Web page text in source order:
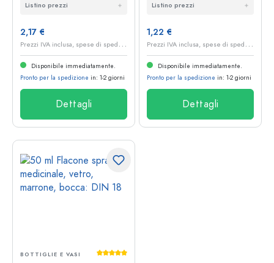
24
Listino prezzi
2,17 €
P
rezzi IVA inclusa, spese di spedizione escluse
Disponibile immediatamente.
Pronto per la spedizione in: 1-2 giorni
Dettagli
Listino prezzi
1,22 €
P
rezzi IVA inclusa, spese di spedizione escluse
Disponibile immediatamente.
Pronto per la spedizione in: 1-2 giorni
Dettagli
Valutazione media di 5 su 5 stelle
BOTTIGLIE E VASI